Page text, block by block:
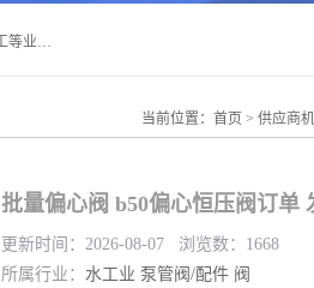
深圳市宝安区石岩瑞鑫五金制品厂主要经营丝杆加工、恒压阀、长轴加工、数控车床加工、叶轮、车铣复合加工等业务,深圳市宝安区石岩瑞鑫五金制品厂产品广泛应用于按摩椅、各类阀门、电机等石化类、机械类产品.
当前位置： 首页 > 供应商机
批量偏心阀 b50偏心恒压阀订单
更新时间：2026-08-07 浏览数：1668
所属行业： 水工业 泵管阀/配件 阀